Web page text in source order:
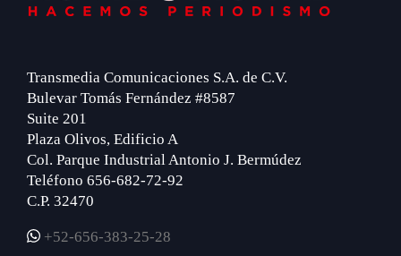
Transmedia Comunicaciones S.A. de C.V.
Bulevar Tomás Fernández #8587
Suite 201
Plaza Olivos, Edificio A
Col. Parque Industrial Antonio J. Bermúdez
Teléfono 656-682-72-92
C.P. 32470
+52-656-383-25-28